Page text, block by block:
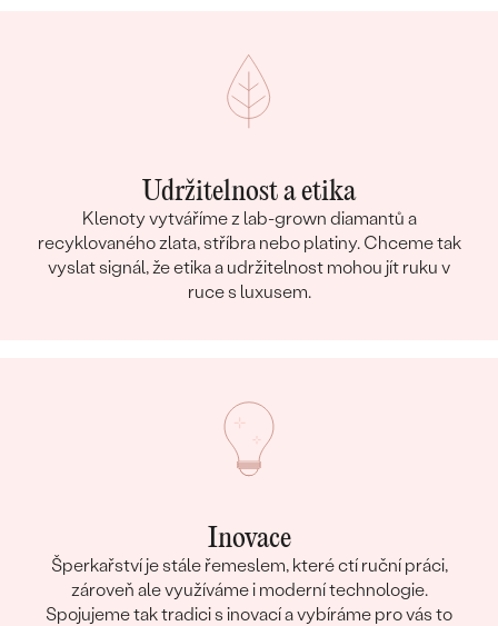
Udržitelnost a etika
Klenoty vytváříme z lab-grown diamantů a
recyklovaného zlata, stříbra nebo platiny. Chceme tak
vyslat signál, že etika a udržitelnost mohou jít ruku v
ruce s luxusem.
Inovace
Šperkařství je stále řemeslem, které ctí ruční práci,
zároveň ale využíváme i moderní technologie.
Spojujeme tak tradici s inovací a vybíráme pro vás to